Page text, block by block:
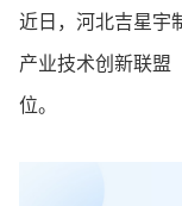
近日，河北吉星宇
产业技术创新联盟
位。